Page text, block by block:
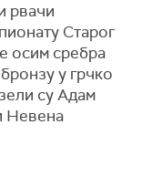
рвачи
Старог
осим сребра
у грчко
су Адам
Невена